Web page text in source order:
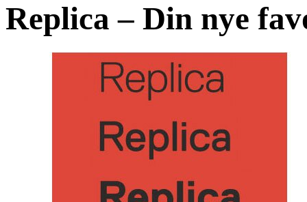
Replica – Din nye